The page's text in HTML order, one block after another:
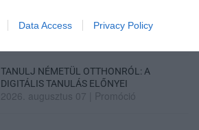
Data Access Privacy Policy
TANULJ NÉMETÜL OTTHONRÓL: A
DIGITÁLIS TANULÁS ELŐNYEI
2026. augusztus 07 Promóció